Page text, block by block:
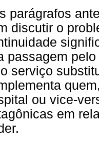
parágrafos
discutir o
passagem
serviço
ou vice-
em